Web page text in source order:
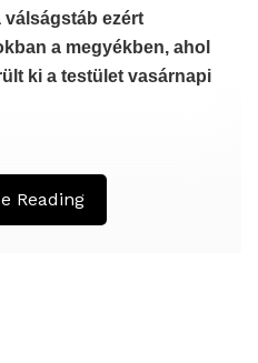
válságstáb ezért
a megyékben, ahol
ki a testület vasárnapi
Reading